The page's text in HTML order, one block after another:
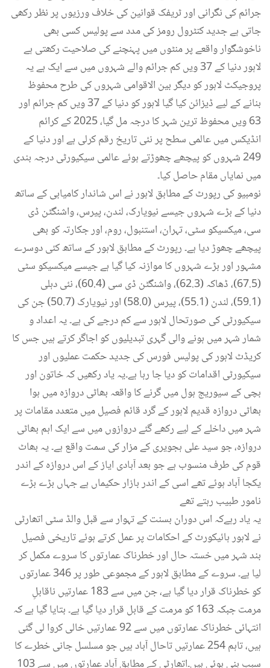
جرائم کی نگرانی اور ٹریفک قوانین کی خلاف ورزیوں پر نظر رکھی
جاتی ہے جدید کنٹرول رومز کی مدد سے پولیس کسی بھی
ناخوشگوار واقعے پر منٹوں میں پہنچنے کی صلاحیت رکھتی ہے
لاہور دنیا کے 37 ویں کم جرائم والے شہروں میں سے ایک ہے یہ
پروجیکٹ لاہور کو دیگر بین الاقوامی شہروں کی طرح محفوظ
بنانے کے لیے ڈیزائن کیا گیا لاہور کو دنیا کے 37 ویں کم جرائم اور
63 ویں محفوظ ترین شہر کا درجہ مل گیا، 2025 کے کرائم
انڈیکس میں عالمی سطح پر نئی تاریخ رقم کرلی ہے اور دنیا کے
249 شہروں کو پیچھے چھوڑتے ہوئے عالمی سیکیورٹی درجہ بندی
میں نمایاں مقام حاصل کیا۔
نومبیو کی رپورٹ کے مطابق لاہور نے اس شاندار کامیابی کے ساتھ
دنیا کے بڑے شہروں جیسے نیویارک، لندن، پیرس، واشنگٹن ڈی
سی، میکسیکو سٹی، تہران، استنبول، روم، اور جکارتہ کو بھی
پیچھے چھوڑ دیا ہے۔ رپورٹ کے مطابق لاہور کے ساتھ کئی دوسرے
مشہور اور بڑے شہروں کا موازنہ کیا گیا ہے جیسے میکسیکو سٹی
(67.5)، ڈھاکہ (62.3)، واشنگٹن ڈی سی (60.4)، نئی دہلی
(59.1)، لندن (55.1)، پیرس (58.0) اور نیویارک (50.7) جن کی
سیکیورٹی کی صورتحال لاہور سے کم درجے کی ہے۔ یہ اعداد و
شمار شہر میں ہونے والی گہری تبدیلیوں کو اجاگر کرتے ہیں جس کا
کریڈٹ لاہور کی پولیس فورس کی جدید حکمت عملیوں اور
سیکیورٹی اقدامات کو دیا جا رہا ہے۔یہ یاد رکھیں کہ خاتون اور
بچی کے سیوریج ہول میں گرنے کا واقعہ بھاٹی دروازہ میں ہوا
بھاٹی دروازہ قدیم لاہور کے گرد قائم فصیل میں متعدد مقامات پر
شہر میں داخلے کے لیے رکھے گئے دروازوں میں سے ایک اہم بھاٹی
دروازہ، جو سید علی ہجویری کے مزار کی سمت واقع ہے۔ یہ بھاٹ
قوم کی طرف منسوب ہے جو بعد آبادی ایاز کے اس دروازہ کے اندر
یکجا آباد ہوئے تھے اسی کے اندر بازار حکیماں ہے جہاں بڑے بڑے
نامور طبیب رہتے تھے
یہ یاد رہےکہ اس دوران بسنت کے تہوار سے قبل والڈ سٹی اتھارٹی
نے لاہور ہائیکورٹ کے احکامات پر عمل کرتے ہوئے تاریخی فصیل
بند شہر میں خستہ حال اور خطرناک عمارتوں کا سروے مکمل کر
لیا ہے۔ سروے کے مطابق لاہور کے مجموعی طور پر 346 عمارتوں
کو خطرناک قرار دیا گیا ہے، جن میں سے 183 عمارتیں ناقابلِ
مرمت جبکہ 163 کو مرمت کے قابل قرار دیا گیا ہے۔ بتایا گیا ہے کہ
انتہائی خطرناک عمارتوں میں سے 92 عمارتیں خالی کروا لی گئی
ہیں، تاہم 254 عمارتیں تاحال آباد ہیں جو مسلسل جانی خطرے کا